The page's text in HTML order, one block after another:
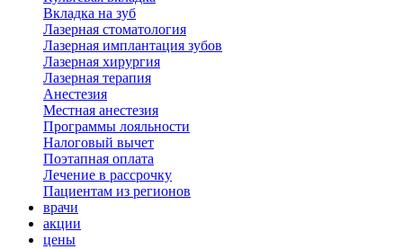
Вкладка на зуб
Лазерная стоматология
Лазерная имплантация зубов
Лазерная хирургия
Лазерная терапия
Анестезия
Местная анестезия
Программы лояльности
Налоговый вычет
Поэтапная оплата
Лечение в рассрочку
Пациентам из регионов
врачи
акции
цены